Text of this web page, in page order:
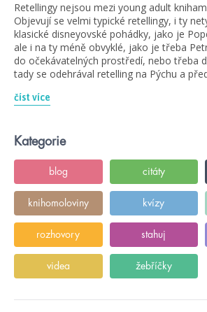
Retellingy nejsou mezi young adult
Objevují se velmi typické retellingy, i ty
klasické disneyovské pohádky, jako je
ale i na ty méně obvyklé, jako je třeba
do očekávatelných prostředí, nebo třeba
tady se odehrával retelling na Pýchu a
číst více
Kategorie
blog citáty
knihomoloviny kvízy
rozhovory stahuj
videa žebříčky